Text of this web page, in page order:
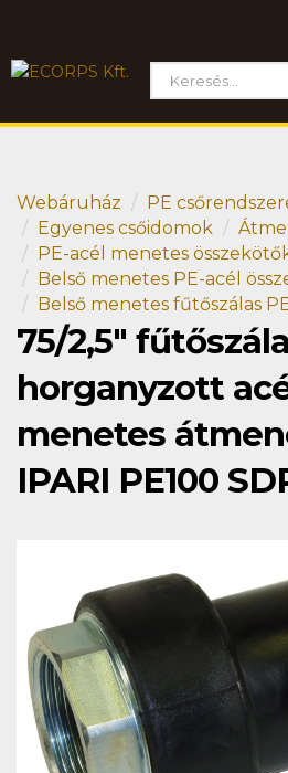
Webáruház
PE
Egyenes csőidomok
PE-acél menetes
Belső menetes PE-acél
Belső menetes fűtőszálas
75/2,5"
horganyzott
menetes
IPARI PE100